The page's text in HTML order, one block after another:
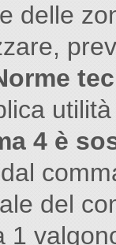
delle
4 è
del
1